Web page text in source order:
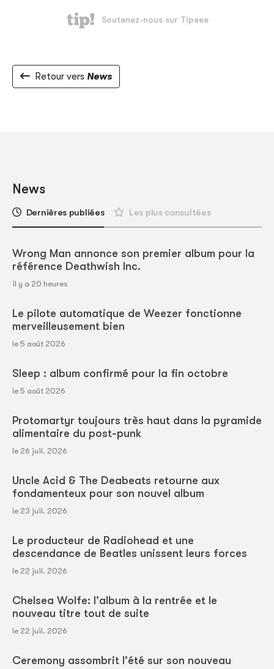
Retour vers News
News
Dernières publiées Les plus consultées
Wrong Man annonce son premier album pour la
référence Deathwish Inc.
il y a 20 heures
Le pilote automatique de Weezer fonctionne
merveilleusement bien
le 5 août 2026
Sleep : album confirmé pour la fin octobre
le 5 août 2026
Protomartyr toujours très haut dans la pyramide
alimentaire du post-punk
le 26 juil. 2026
Uncle Acid & The Deabeats retourne aux
fondamenteux pour son nouvel album
le 23 juil. 2026
Le producteur de Radiohead et une
descendance de Beatles unissent leurs forces
le 22 juil. 2026
Chelsea Wolfe: l'album à la rentrée et le
nouveau titre tout de suite
le 22 juil. 2026
Ceremony assombrit l'été sur son nouveau